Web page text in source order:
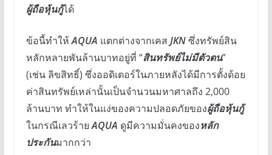
ผู้ถือหุ้นกู้ได้
ข้อนี้ทำให้AQUA แตกต่างจากเคสJKNซึ่งทรัพย์สิน
หลักหลายพันล้านบาทอยู่ที่ “สินทรัพย์ไม่มีตัวตน”
(เช่น ลิขสิทธิ์) ซึ่งออดิเตอร์ในภายหลังได้มีการตั้งด้อย
ค่าสินทรัพย์เหล่านั้นเป็นจำนวนมหาศาลถึง 2,000
ล้านบาท ทำให้ในแง่ของความปลอดภัยของผู้ถือหุ้นกู้
ในกรณีเลวร้ายAQUA ดูมีความมั่นคงของหลัก
ประกันมากกว่า